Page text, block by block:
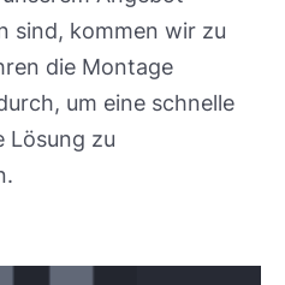
sind, kommen wir zu
die Montage
um eine schnelle
Lösung zu